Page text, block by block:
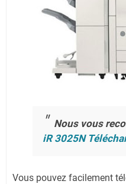
Nous vous
iR 3025N
Vous pouvez facilement